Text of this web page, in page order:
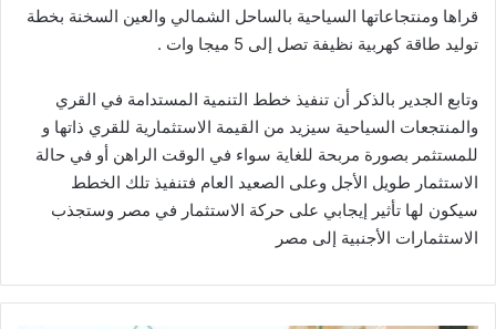
قراها ومنتجاعاتها السياحية بالساحل الشمالي والعين السخنة بخطة
توليد طاقة كهربية نظيفة تصل إلى 5 ميجا وات .
وتابع الجدير بالذكر أن تنفيذ خطط التنمية المستدامة في القري
والمنتجعات السياحية سيزيد من القيمة الاستثمارية للقري ذاتها و
للمستثمر بصورة مربحة للغاية سواء في الوقت الراهن أو في حالة
الاستثمار طويل الأجل وعلى الصعيد العام فتنفيذ تلك الخطط
سيكون لها تأثير إيجابي على حركة الاستثمار في مصر وستجذب
الاستثمارات الأجنبية إلى مصر